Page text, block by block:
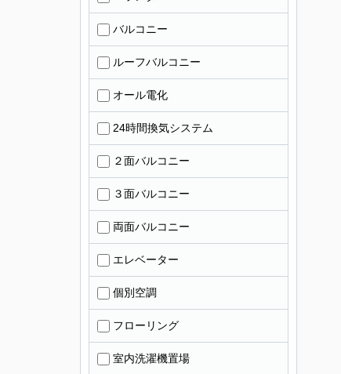
バルコニー
ルーフバルコニー
オール電化
24時間換気システム
２面バルコニー
３面バルコニー
両面バルコニー
エレベーター
個別空調
フローリング
室内洗濯機置場